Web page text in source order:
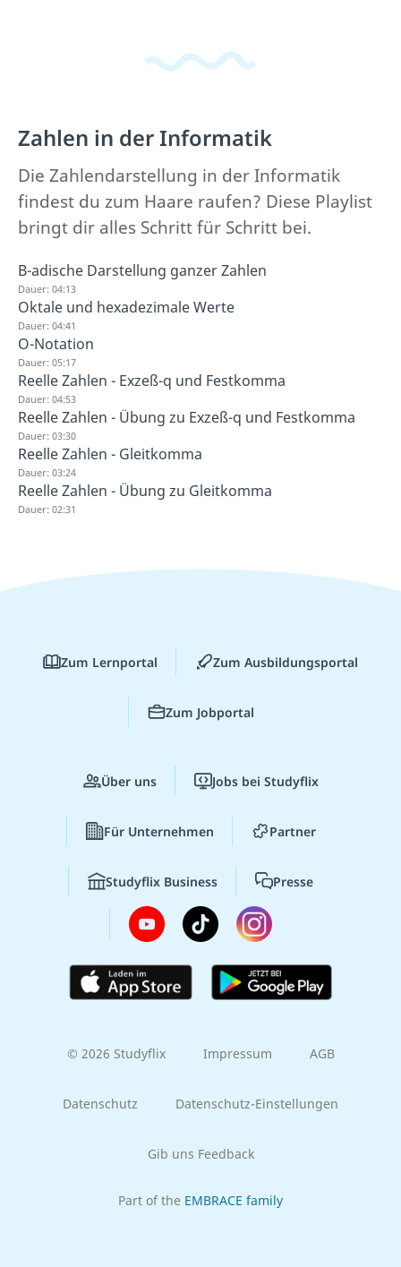
Zahlen in der Informatik
Die Zahlendarstellung in der Informatik
findest du zum Haare raufen? Diese Playlist
bringt dir alles Schritt für Schritt bei.
B-adische Darstellung ganzer Zahlen
Dauer: 04:13
Oktale und hexadezimale Werte
Dauer: 04:41
O-Notation
Dauer: 05:17
Reelle Zahlen - Exzeß-q und Festkomma
Dauer: 04:53
Reelle Zahlen - Übung zu Exzeß-q und Festkomma
Dauer: 03:30
Reelle Zahlen - Gleitkomma
Dauer: 03:24
Reelle Zahlen - Übung zu Gleitkomma
Dauer: 02:31
Zum Lernportal Zum Ausbildungsportal
Zum Jobportal
Über uns Jobs bei Studyflix
Für Unternehmen Partner
Studyflix Business Presse
© 2026 Studyflix Impressum AGB
Datenschutz Datenschutz-Einstellungen
Gib uns Feedback
Part of the EMBRACE family